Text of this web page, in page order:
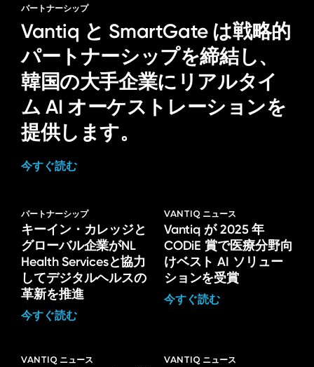
パートナーシップ
Vantiq と SmartGate は戦略的
パートナーシップを締結し、
韓国の大手企業にリアルタイ
ム AI オーケストレーションを
提供します。
今すぐ読む
パートナーシップ
キーイン・カレッジと
グローバル企業がNL
Health Servicesと協力
してデジタルヘルスの
革新を推進
今すぐ読む
VANTIQ ニュース
Vantiq が 2025 年
CODiE 賞で医療分野向
けベスト AI ソリュー
ションを受賞
今すぐ読む
VANTIQ ニュース VANTIQ ニュース